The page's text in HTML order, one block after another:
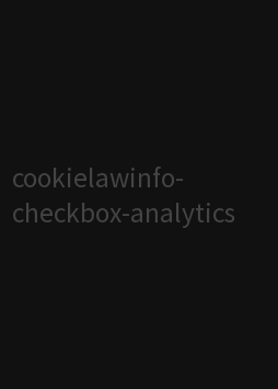
cookielawinfo-
checkbox-analytics